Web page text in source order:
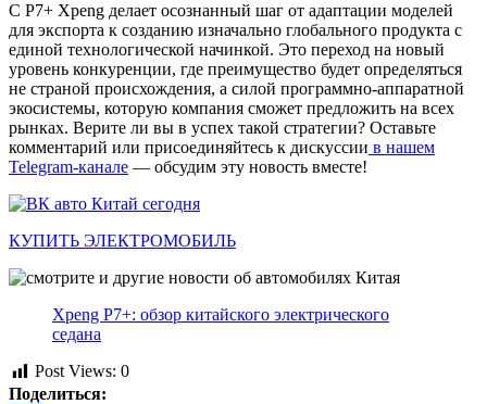
С P7+ Xpeng делает осознанный шаг от адаптации моделей
для экспорта к созданию изначально глобального продукта с
единой технологической начинкой. Это переход на новый
уровень конкуренции, где преимущество будет определяться
не страной происхождения, а силой программно-аппаратной
экосистемы, которую компания сможет предложить на всех
рынках. Верите ли вы в успех такой стратегии? Оставьте
комментарий или присоединяйтесь к дискуссии в нашем
Telegram-канале — обсудим эту новость вместе!
КУПИТЬ ЭЛЕКТРОМОБИЛЬ
Xpeng P7+: обзор китайского электрического
седана
Post Views: 0
Поделиться: